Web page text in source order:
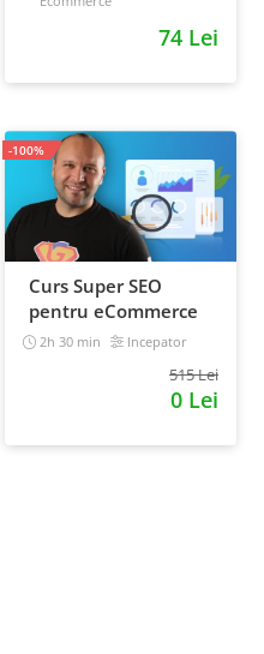
74 Lei
Curs Super SEO
pentru eCommerce
2h 30 min Incepator
515 Lei
0 Lei
-100%